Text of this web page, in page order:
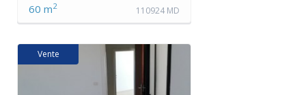
60 m2 110924 MD
Vente